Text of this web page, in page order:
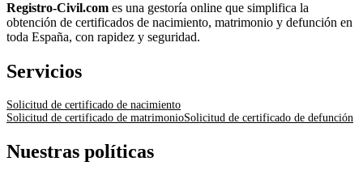
Registro-Civil.com es una gestoría online que simplifica la
obtención de certificados de nacimiento, matrimonio y defunción en
toda España, con rapidez y seguridad.
Servicios
Solicitud de certificado de nacimiento
Solicitud de certificado de matrimonioSolicitud de certificado de defunción
Nuestras políticas